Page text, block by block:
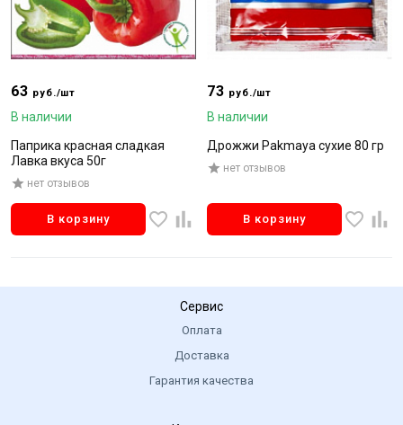
63 руб./шт
В наличии
Паприка красная сладкая
Лавка вкуса 50г
нет отзывов
В корзину
73 руб./шт
В наличии
Дрожжи Pakmaya сухие 80 гр
нет отзывов
В корзину
Сервис
Оплата
Доставка
Гарантия качества